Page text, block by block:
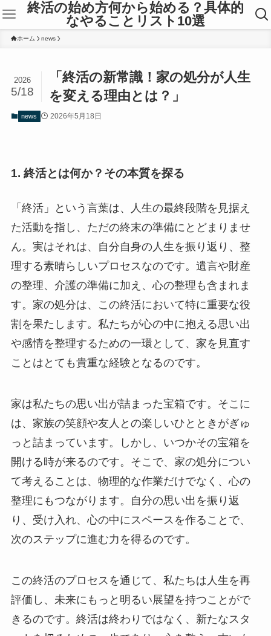
終活の始め方何から始める？具体的
なやることリスト10選
ホーム news
「終活の新常識！家の処分が人生
を変える理由とは？」
2026
5/18
news 2026年5月18日
1. 終活とは何か？その本質を探る
「終活」という言葉は、人生の最終段階を見据え
た活動を指し、ただの終末の準備にとどまりませ
ん。実はそれは、自分自身の人生を振り返り、整
理する素晴らしいプロセスなのです。遺言や財産
の整理、介護の準備に加え、心の整理も含まれま
す。家の処分は、この終活において特に重要な役
割を果たします。私たちが心の中に抱える思い出
や感情を整理するための一環として、家を見直す
ことはとても貴重な経験となるのです。
家は私たちの思い出が詰まった宝箱です。そこに
は、家族の笑顔や友人との楽しいひとときがぎゅ
っと詰まっています。しかし、いつかその宝箱を
開ける時が来るのです。そこで、家の処分につい
て考えることは、物理的な作業だけでなく、心の
整理にもつながります。自分の思い出を振り返
り、受け入れ、心の中にスペースを作ることで、
次のステップに進む力を得るのです。
この終活のプロセスを通じて、私たちは人生を再
評価し、未来にもっと明るい展望を持つことがで
きるのです。終活は終わりではなく、新たなスタ